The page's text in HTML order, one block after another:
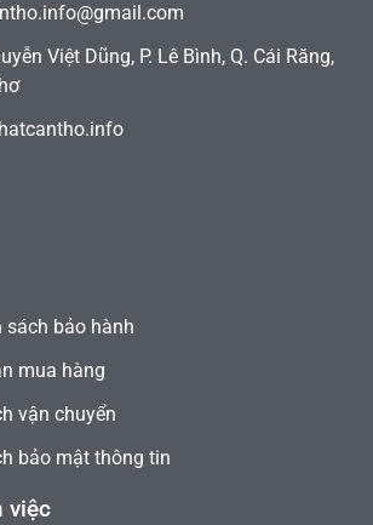
Việt Dũng, P. Lê Bình, Q. Cái Răng,
sách bảo hành
mua hàng
vận chuyển
bảo mật thông tin
việc